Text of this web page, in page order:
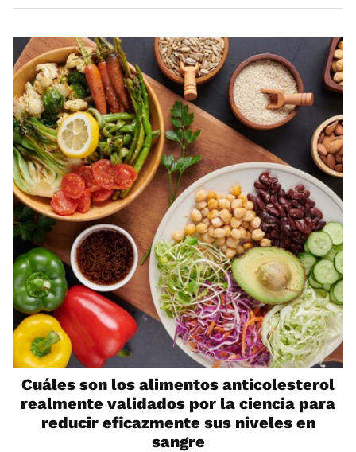
Cuáles son los alimentos anticolesterol
realmente validados por la ciencia para
reducir eficazmente sus niveles en
sangre